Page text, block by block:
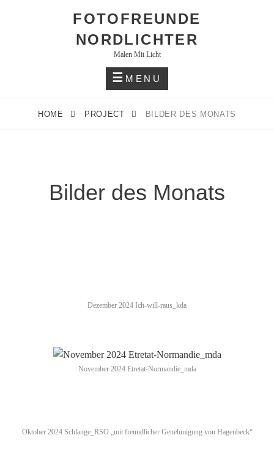
FOTOFREUNDE
NORDLICHTER
Malen Mit Licht
MENU
HOME PROJECT BILDER DES MONATS
Bilder des Monats
Dezember 2024 Ich-will-raus_kda
November 2024 Etretat-Normandie_mda
Oktober 2024 Schlange_RSO „mit freundlicher Genehmigung von Hagenbeck“